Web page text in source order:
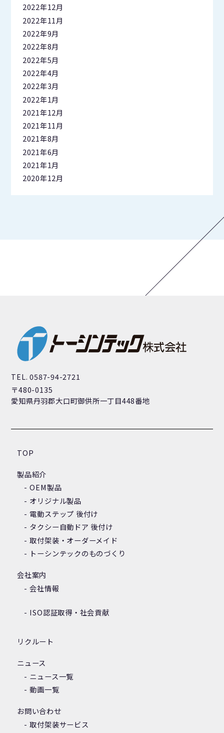
2022年12月
2022年11月
2022年9月
2022年8月
2022年5月
2022年4月
2022年3月
2022年1月
2021年12月
2021年11月
2021年8月
2021年6月
2021年1月
2020年12月
TEL. 0587-94-2721
〒480-0135
愛知県丹羽郡大口町御供所一丁目448番地
TOP
製品紹介
OEM製品
オリジナル製品
電動ステップ 後付け
タクシー自動ドア 後付け
取付架装・オーダーメイド
トーシンテックのものづくり
会社案内
会社情報
ISO認証取得・社会貢献
リクルート
ニュース
ニュース一覧
動画一覧
お問い合わせ
取付架装サービス